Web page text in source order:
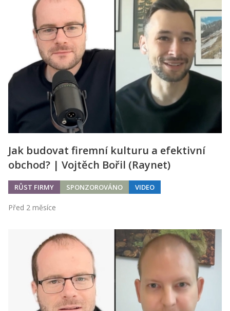
Jak budovat firemní kulturu a efektivní
obchod? | Vojtěch Bořil (Raynet)
RŮST FIRMY SPONZOROVÁNO VIDEO
Před 2 měsíce